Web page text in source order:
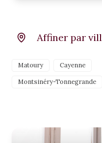
Affiner par
Matoury
Cayenne
Montsinéry-Tonnegrande